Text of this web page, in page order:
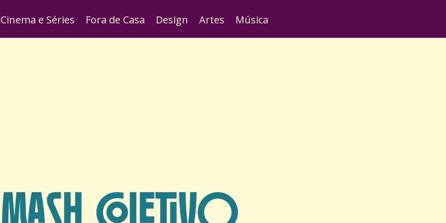
Cinema e Séries Fora de Casa Design Artes Música